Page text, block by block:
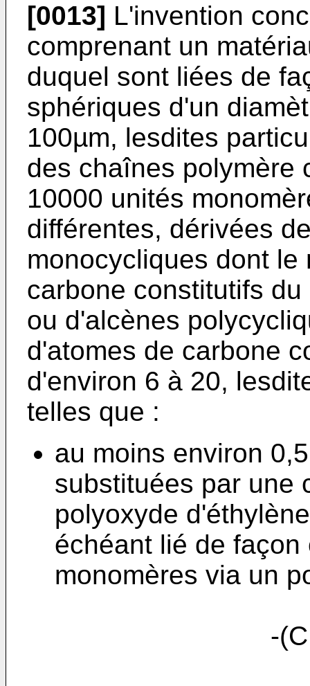
[0013] L'invention
comprenant un
duquel sont liées de
sphériques d'un
100µm, lesdites
des chaînes polymère
10000 unités
différentes, dérivées
monocycliques dont le
carbone constitutifs
ou d'alcènes
d'atomes de carbone
d'environ 6 à 20,
telles que :
au moins environ
substituées par une
polyoxyde
échéant lié de
monomères via un
-